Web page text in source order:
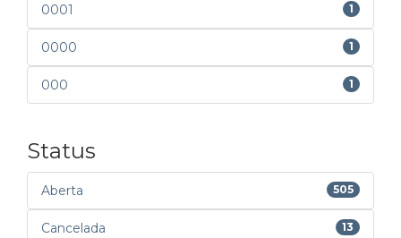
0001 1
0000 1
000 1
Status
Aberta 505
Cancelada 13